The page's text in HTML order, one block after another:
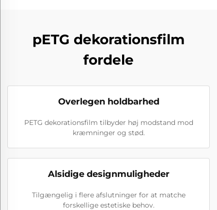
pETG dekorationsfilm
fordele
Overlegen holdbarhed
PETG dekorationsfilm tilbyder høj modstand mod
kræmninger og stød.
Alsidige designmuligheder
Tilgængelig i flere afslutninger for at matche
forskellige estetiske behov.